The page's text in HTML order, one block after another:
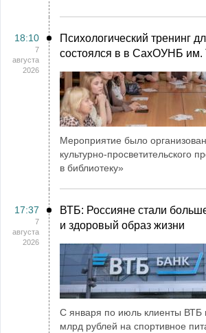
18:10
7
августа
2026
Психологический тренинг
состоялся в в СахОУНБ им.
Мероприятие было
культурно-просветительского
в библиотеку»
17:37
7
августа
2026
ВТБ: Россияне стали
и здоровый образ жизни
С января по июль клиенты ВТБ
млрд рублей на спортивное